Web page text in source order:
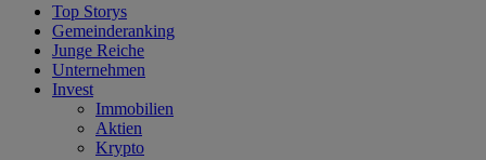
Top Storys
Gemeinderanking
Junge Reiche
Unternehmen
Invest
Immobilien
Aktien
Krypto